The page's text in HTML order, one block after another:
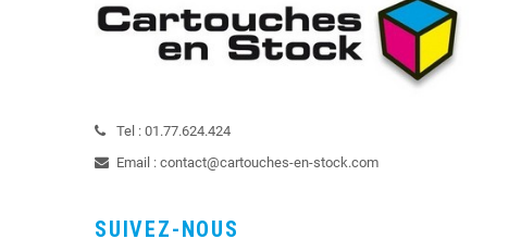
Tel : 01.77.624.424
Email : contact@cartouches-en-stock.com
SUIVEZ-NOUS